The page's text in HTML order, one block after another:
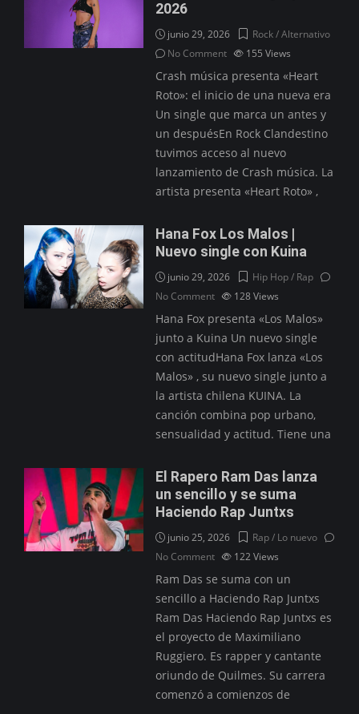
2026
junio 29, 2026
Rock / Alternativo
No Comment
155Views
Crash música presenta «Heart
Roto»: el inicio de una nueva era
Un single que marca un antes y
un despuésEn Rock Clandestino
tuvimos acceso al nuevo
lanzamiento de Crash música. La
artista presenta «Heart Roto» ,
Hana Fox Los Malos |
Nuevo single con Kuina
junio 29, 2026
Hip Hop / Rap
No Comment
128Views
Hana Fox presenta «Los Malos»
junto a Kuina Un nuevo single
con actitudHana Fox lanza «Los
Malos» , su nuevo single junto a
la artista chilena KUINA. La
canción combina pop urbano,
sensualidad y actitud. Tiene una
El Rapero Ram Das lanza
un sencillo y se suma
Haciendo Rap Juntxs
junio 25, 2026
Rap / Lo nuevo
No Comment
122Views
Ram Das se suma con un
sencillo a Haciendo Rap Juntxs
Ram Das Haciendo Rap Juntxs es
el proyecto de Maximiliano
Ruggiero. Es rapper y cantante
oriundo de Quilmes. Su carrera
comenzó a comienzos de